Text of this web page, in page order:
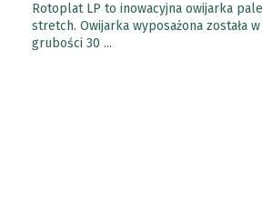
Rotoplat LP to inowacyjna owijarka
stretch. Owijarka wyposażona została
grubości 30 ...